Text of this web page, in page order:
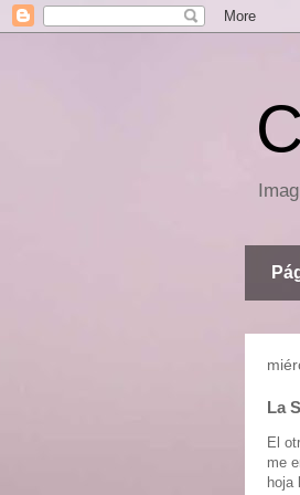
La
El
me
hoja